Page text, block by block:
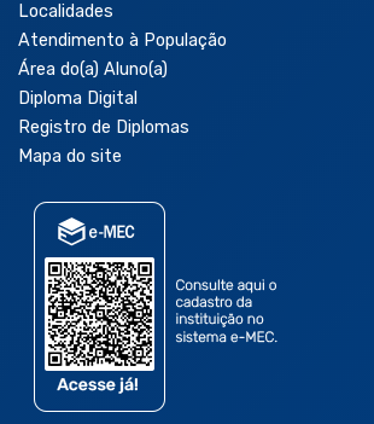
Localidades
Atendimento à População
Área do(a) Aluno(a)
Diploma Digital
Registro de Diplomas
Mapa do site